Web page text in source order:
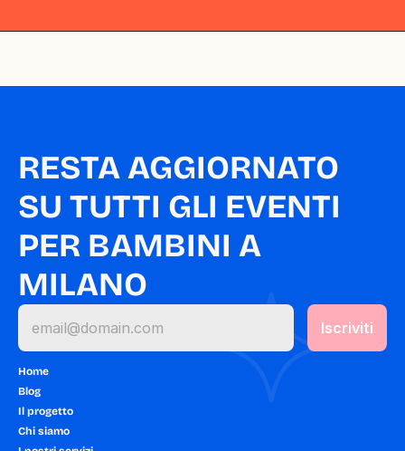
RESTA AGGIORNATO
SU TUTTI GLI EVENTI
PER BAMBINI A
MILANO
Home
Blog
Il progetto
Chi siamo